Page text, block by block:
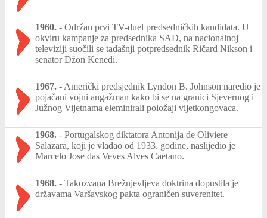
1960. - Održan prvi TV-duel predsedničkih kandidata. U
okviru kampanje za predsednika SAD, na nacionalnoj
televiziji suočili se tadašnji potpredsednik Ričard Nikson i
senator Džon Kenedi.
1967. - Američki predsjednik Lyndon B. Johnson naredio je
pojačani vojni angažman kako bi se na granici Sjevernog i
Južnog Vijetnama eleminirali položaji vijetkongovaca.
1968. - Portugalskog diktatora Antonija de Oliviere
Salazara, koji je vladao od 1933. godine, naslijedio je
Marcelo Jose das Veves Alves Caetano.
1968. - Takozvana Brežnjevljeva doktrina dopustila je
državama Varšavskog pakta ograničen suverenitet.